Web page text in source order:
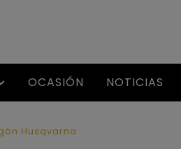
OCASIÓN NOTICIAS
Husqvarna